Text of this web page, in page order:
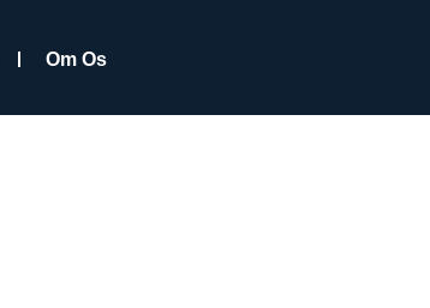
Om Os